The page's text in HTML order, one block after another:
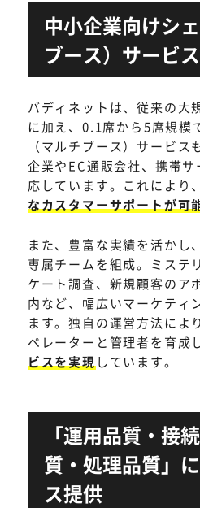
中小企業向けシ
ブース）サービ
バディネットは、従来の大
に加え、0.1席から5席規模
（マルチブース）サービ
企業やEC通販会社、携帯
応しています。これにより
なカスタマーサポートが可
また、豊富な実績を活かし
専属チームを組成。ミステ
ケート調査、新規顧客のア
内など、幅広いマーケティ
ます。独自の運営方法によ
ペレーターと管理者を育成
ビスを実現 しています。
「運用品質・接
質・処理品質」
ス提供